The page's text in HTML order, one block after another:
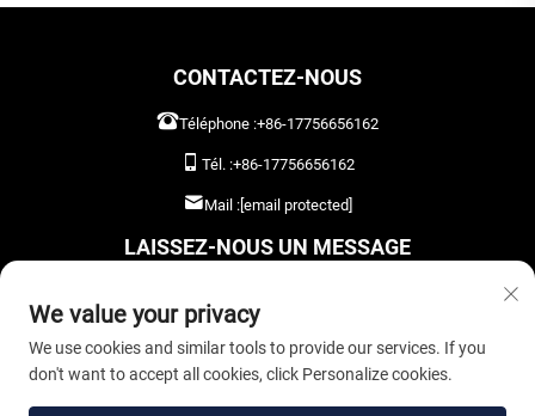
CONTACTEZ-NOUS
Téléphone :+86-17756656162
Tél. :+86-17756656162
Mail : [email protected]
LAISSEZ-NOUS UN MESSAGE
We value your privacy
We use cookies and similar tools to provide our services. If you
don't want to accept all cookies, click Personalize cookies.